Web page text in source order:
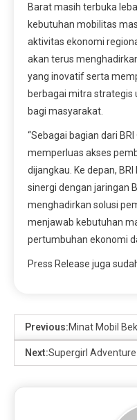
Barat masih terbuka
kebutuhan mobilitas
aktivitas ekonomi
akan terus
yang inovatif serta
berbagai mitra strategis
bagi masyarakat.
“Sebagai bagian dari
memperluas akses
dijangkau. Ke depan,
sinergi dengan jaringan
menghadirkan solusi
menjawab kebutuhan
pertumbuhan ekonomi
Press Release juga
Previous:Minat Mobil
Next:Supergirl